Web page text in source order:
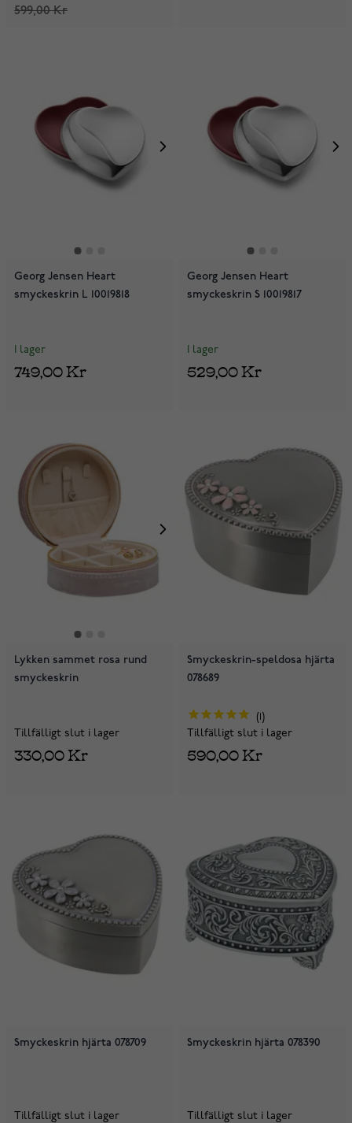
599,00 Kr
Georg Jensen Heart
smyckeskrin L 10019818
I lager
749,00 Kr
Georg Jensen Heart
smyckeskrin S 10019817
I lager
529,00 Kr
Lykken sammet rosa rund
smyckeskrin
Tillfälligt slut i lager
330,00 Kr
Smyckeskrin-speldosa hjärta
078689
Tillfälligt slut i lager
590,00 Kr
Smyckeskrin hjärta 078709
Tillfälligt slut i lager
Smyckeskrin hjärta 078390
Tillfälligt slut i lager